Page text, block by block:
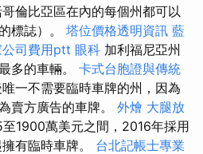
倫比亞區在內的每個州都可以
標誌）。 塔位價格透明資訊 藍
公司費用ptt 眼科 加利福尼亞州
多的車輛。 卡式台胞證與傳統
一不需要臨時車牌的州，因為
賣方廣告的車牌。 外燴 大腿放
1900萬美元之間，2016年採用
有臨時車牌。 台北記帳士專業